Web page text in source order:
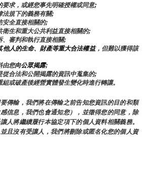
要求，或經您事先明確授權或同意;
法規下的義務有關;
安全直接相關的;
衛生和重大公共利益直接相關的;
、審判和執行直接相關;
他人的生命、財產等重大合法權益，但難以獲得該
由您向公眾揭露;
從合法和公開揭露的資訊中蒐集的;
或破產後經營實體發生變化時進行轉讓。
傳輸，我們將在傳輸之前告知您資訊的目的和類
信息，我們也會通知您），並徵得您的同意，除
人將繼續履行本協定項下的個人資料相關義務。
且沒有受讓人，我們將刪除或匿名化您的個人資